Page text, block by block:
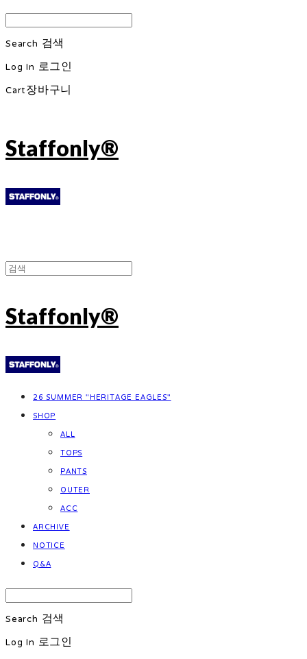
Search 검색
Log In 로그인
Cart장바구니
Staffonly®
Staffonly®
26 SUMMER "HERITAGE EAGLES"
SHOP
ALL
TOPS
PANTS
OUTER
ACC
ARCHIVE
NOTICE
Q&A
Search 검색
Log In 로그인